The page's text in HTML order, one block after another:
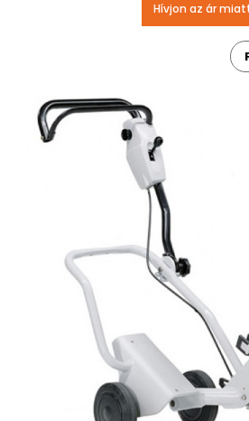
Hívjon az ár